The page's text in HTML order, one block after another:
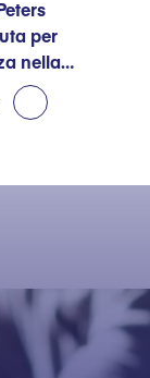
per
nella